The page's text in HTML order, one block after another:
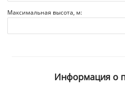
Максимальная высота, м:
Информация о